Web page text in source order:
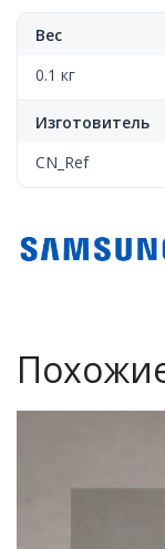
Вес
0.1 кг
Изготовитель
CN_Ref